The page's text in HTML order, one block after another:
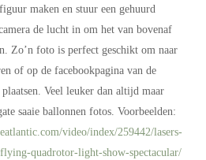
maken en stuur een gehuurd
de lucht in om het van bovenaf
Zo’n foto is perfect geschikt om naar
of op de facebookpagina van de
plaatsen. Veel leuker dan altijd maar
saaie ballonnen fotos. Voorbeelden:
video/index/259442/lasers-
quadrotor-light-show-spectacular/